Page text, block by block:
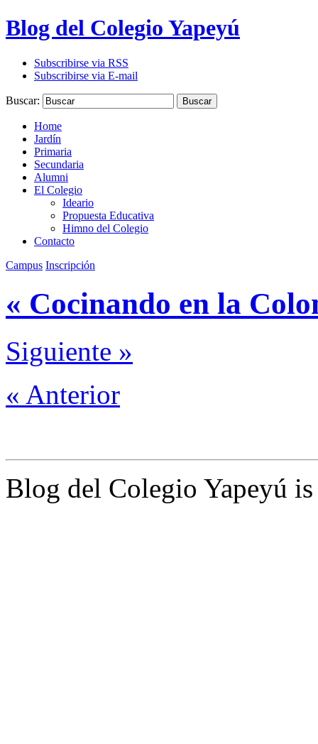
Blog del Colegio Yapeyú
Subscribirse via RSS
Subscribirse via E-mail
Buscar: Buscar
Home
Jardín
Primaria
Secundaria
Alumni
El Colegio
Ideario
Propuesta Educativa
Himno del Colegio
Contacto
Campus Inscripción
« Cocinando en la
Siguiente »
« Anterior
Blog del Colegio Yapeyú